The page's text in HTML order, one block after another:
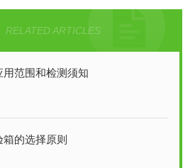
RELATED ARTICLES
范围和检测须知
的选择原则